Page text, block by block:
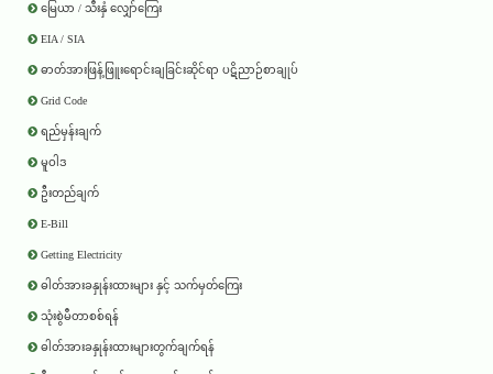
မြေယာ / သီးနှံ လျှော်ကြေး
EIA / SIA
ဓာတ်အားဖြန့်ဖြူးရောင်းချခြင်းဆိုင်ရာ ပဋိညာဉ်စာချုပ်
Grid Code
ရည်မှန်းချက်
မူဝါဒ
ဦးတည်ချက်
E-Bill
Getting Electricity
ဓါတ်အားခနှုန်းထားများ နှင့် သက်မှတ်ကြေး
သုံးစွဲမီတာစစ်ရန်
ဓါတ်အားခနှုန်းထားများတွက်ချက်ရန်